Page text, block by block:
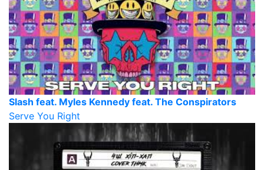
Slash feat. Myles Kennedy feat. The Conspirators
Serve You Right